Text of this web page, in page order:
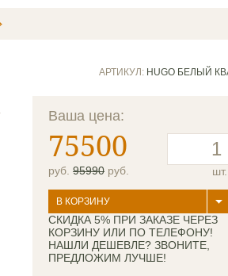
АРТИКУЛ: HUGO БЕЛЫЙ
Ваша цена:
75500
руб. 95990 руб. шт.
В КОРЗИНУ
СКИДКА 5% ПРИ ЗАКАЗЕ ЧЕРЕЗ
КОРЗИНУ ИЛИ ПО ТЕЛЕФОНУ!
НАШЛИ ДЕШЕВЛЕ? ЗВОНИТЕ,
ПРЕДЛОЖИМ ЛУЧШЕ!